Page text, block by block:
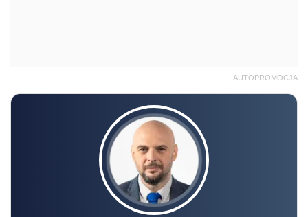
AUTOPROMOCJA